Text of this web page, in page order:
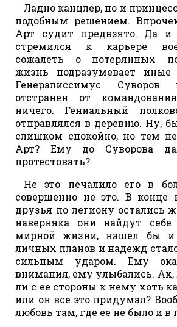
Ладно канцлер, но и
подобным решением.
Арт судит предвзято. Да
стремился к карьере
сожалеть о потерянных
жизнь подразумевает иные
Генералиссимус
отстранен от
ничего. Гениальный
отправлялся в деревню. Ну,
слишком спокойно, но тем
Арт? Ему до Суворова
протестовать?
Не это печалило его в
совершенно не это. В конце
друзья по легиону остались
наверняка они найдут
мирной жизни, нашел бы и
личных планов и надежд
сильным ударом. Ему
внимания, ему улыбались. Ах,
ли с ее стороны к нему хоть
или он все это придумал?
любовь там, где ее не было и в